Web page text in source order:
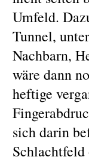
Umfeld.
Tunnel,
Nachbarn,
wäre dann
heftige
sich darin
Schlachtfeld